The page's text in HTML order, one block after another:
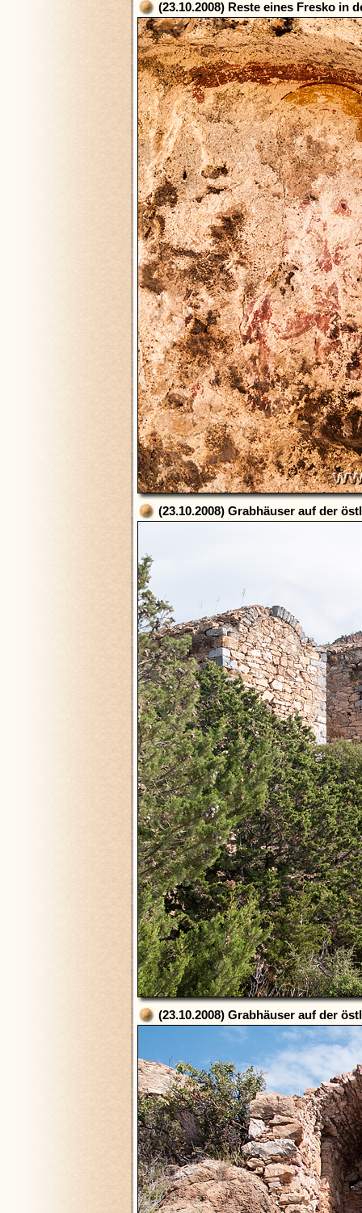
(23.10.2008) Reste eines Fresko in
(23.10.2008) Grabhäuser auf der
(23.10.2008) Grabhäuser auf der